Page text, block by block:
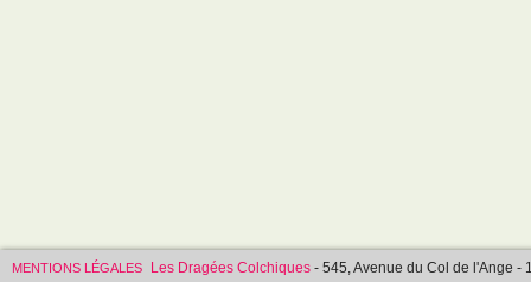
MENTIONS LÉGALES Les Dragées Colchiques - 545, Avenue du Col de l'Ange -